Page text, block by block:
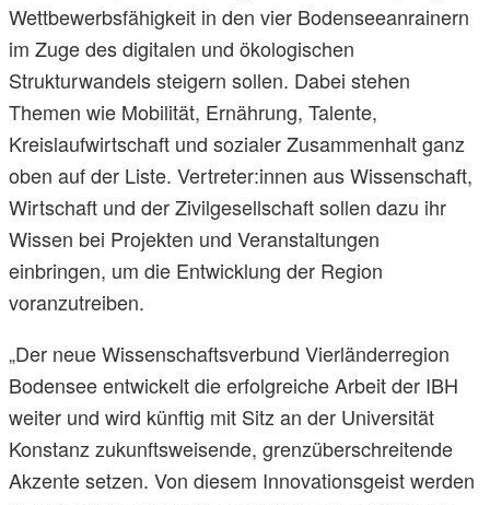
Wettbewerbsfähigkeit in den vier Bodenseeanrainern
im Zuge des digitalen und ökologischen
Strukturwandels steigern sollen. Dabei stehen
Themen wie Mobilität, Ernährung, Talente,
Kreislaufwirtschaft und sozialer Zusammenhalt ganz
oben auf der Liste. Vertreter:innen aus Wissenschaft,
Wirtschaft und der Zivilgesellschaft sollen dazu ihr
Wissen bei Projekten und Veranstaltungen
einbringen, um die Entwicklung der Region
voranzutreiben.
„Der neue Wissenschaftsverbund Vierländerregion
Bodensee entwickelt die erfolgreiche Arbeit der IBH
weiter und wird künftig mit Sitz an der Universität
Konstanz zukunftsweisende, grenzüberschreitende
Akzente setzen. Von diesem Innovationsgeist werden